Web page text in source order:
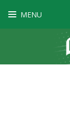
MENU